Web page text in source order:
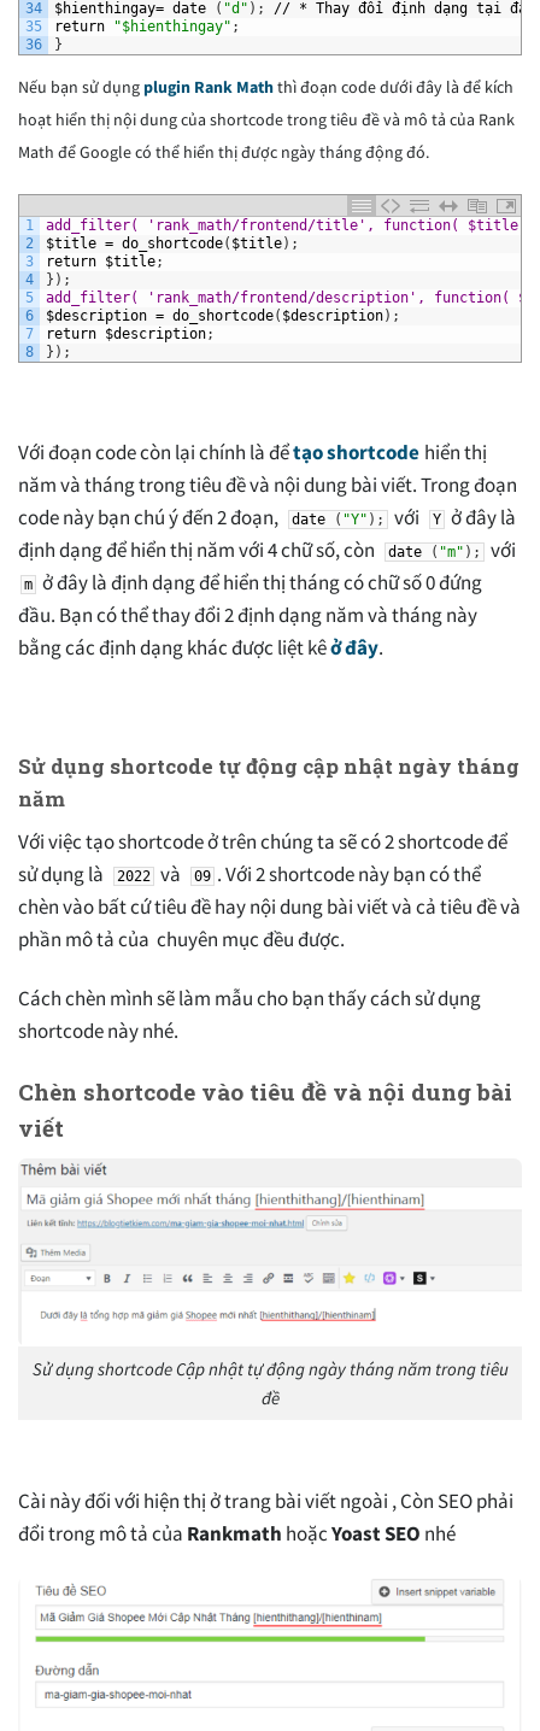
34
35
36
$hienthingay= date ( "d" ) ; // * Thay đổi định dạng tại đây
return
"$hienthingay" ;
}
Nếu bạn sử dụngplugin Rank Maththì đoạn code dưới đây là để kích
hoạt hiển thị nội dung của shortcode trong tiêu đề và mô tả của Rank
Math để Google có thể hiển thị được ngày tháng động đó.
1
2
3
4
5
6
7
8
add_filter( 'rank_math/frontend/title', function( $title
$title = do_shortcode( $title) ;
return $title;
} ) ;
add_filter( 'rank_math/frontend/description', function(
$description = do_shortcode( $description) ;
return $description;
} ) ;
Với đoạn code còn lại chính là đểtạo shortcode hiển thị
năm và tháng trong tiêu đề và nội dung bài viết. Trong đoạn
code này bạn chú ý đến 2 đoạn,
date ( "Y" ) ; với Y ở đây là
định dạng để hiển thị năm với 4 chữ số, còn
date ( "m" ) ; với
m ở đây là định dạng để hiển thị tháng có chữ số 0 đứng
đầu. Bạn có thể thay đổi 2 định dạng năm và tháng này
bằng các định dạng khác được liệt kêở đây.
Sử dụng shortcode tự động cập nhật ngày tháng
năm
Với việc tạo shortcode ở trên chúng ta sẽ có 2 shortcode để
sử dụng là
2022 và 09 . Với 2 shortcode này bạn có thể
chèn vào bất cứ tiêu đề hay nội dung bài viết và cả tiêu đề và
phần mô tả của chuyên mục đều được.
Cách chèn mình sẽ làm mẫu cho bạn thấy cách sử dụng
shortcode này nhé.
Chèn shortcode vào tiêu đề và nội dung bài
viết
Sử dụng shortcode Cập nhật tự động ngày tháng năm trong tiêu
đề
Cài này đối với hiện thị ở trang bài viết ngoài , Còn SEO phải
đổi trong mô tả của Rankmath hoặcYoast SEO nhé